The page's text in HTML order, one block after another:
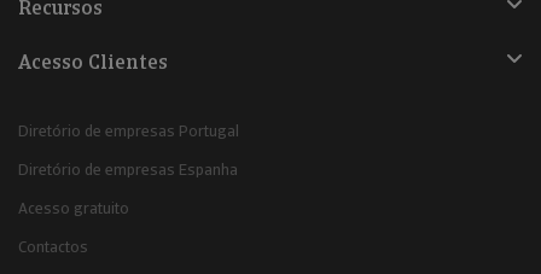
Recursos
Acesso Clientes
Diretório de empresas Portugal
Diretório de empresas Espanha
Acesso gratuito
Contactos